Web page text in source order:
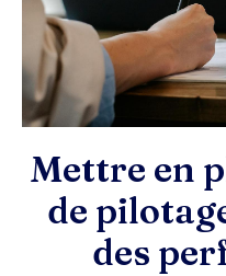
Mettre en
de
des